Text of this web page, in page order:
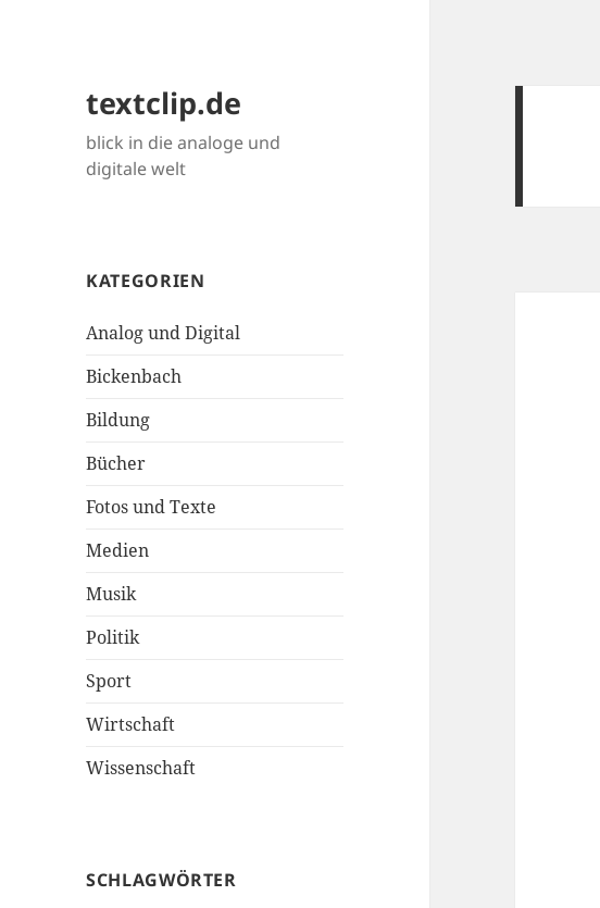
textclip.de
blick in die analoge und
digitale welt
KATEGORIEN
Analog und Digital
Bickenbach
Bildung
Bücher
Fotos und Texte
Medien
Musik
Politik
Sport
Wirtschaft
Wissenschaft
SCHLAGWÖRTER